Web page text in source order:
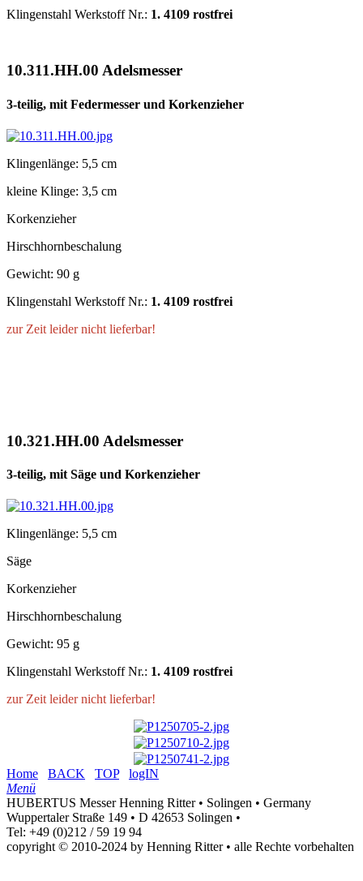
Klingenstahl Werkstoff Nr.: 1. 4109 rostfrei
10.311.HH.00 Adelsmesser
3-teilig, mit Federmesser und Korkenzieher
Klingenlänge: 5,5 cm
kleine Klinge: 3,5 cm
Korkenzieher
Hirschhornbeschalung
Gewicht: 90 g
Klingenstahl Werkstoff Nr.: 1. 4109 rostfrei
zur Zeit leider nicht lieferbar!
10.321.HH.00 Adelsmesser
3-teilig, mit Säge und Korkenzieher
Klingenlänge: 5,5 cm
Säge
Korkenzieher
Hirschhornbeschalung
Gewicht: 95 g
Klingenstahl Werkstoff Nr.: 1. 4109 rostfrei
zur Zeit leider nicht lieferbar!
Home BACK TOP
logIN
Menü
HUBERTUS Messer Henning Ritter • Solingen • Germany
Wuppertaler Straße 149 • D 42653 Solingen •
Tel: +49 (0)212 / 59 19 94
copyright © 2010-2024 by Henning Ritter • alle Rechte vorbehalten